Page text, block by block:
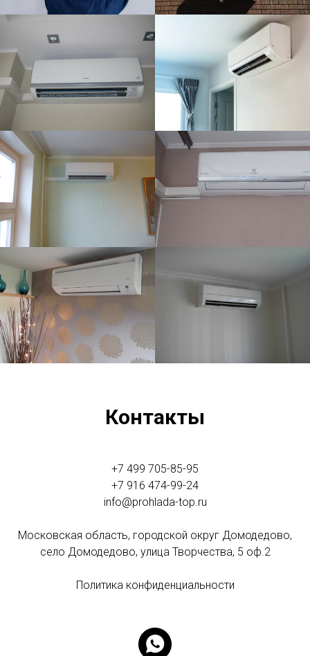
Контакты
+7 499 705-85-95
+7 916 474-99-24
info@prohlada-top.ru
Московская область, городской округ Домодедово,
село Домодедово, улица Творчества, 5 оф.2
Политика конфиденциальности